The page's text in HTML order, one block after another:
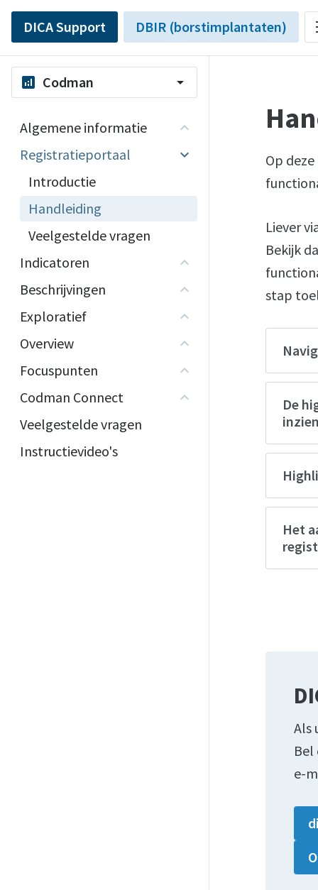
DICA Support DBIR (borstimplantaten)
analytics Codman arrow_drop_down
Algemene informatie
Registratieportaal
Introductie
Handleiding
Veelgestelde vragen
Indicatoren
Beschrijvingen
Exploratief
Overview
Focuspunten
Codman Connect
Veelgestelde vragen
Instructievideo's
Op
Liever
Bekijk
stap
De
Het
Als
e-